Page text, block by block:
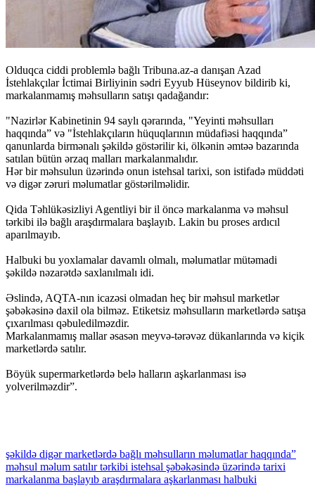
Olduqca ciddi problemlə bağlı Tribuna.az-a danışan Azad
İstehlakçılar İctimai Birliyinin sədri Eyyub Hüseynov bildirib ki,
markalanmamış məhsulların satışı qadağandır:
"Nazirlər Kabinetinin 94 saylı qərarında, "Yeyinti məhsulları
haqqında” və "İstehlakçıların hüquqlarının müdafiəsi haqqında”
qanunlarda birmənalı şəkildə göstərilir ki, ölkənin əmtəə bazarında
satılan bütün ərzaq malları markalanmalıdır.
Hər bir məhsulun üzərində onun istehsal tarixi, son istifadə müddəti
və digər zəruri məlumatlar göstərilməlidir.
Qida Təhlükəsizliyi Agentliyi bir il öncə markalanma və məhsul
tərkibi ilə bağlı araşdırmalara başlayıb. Lakin bu proses ardıcıl
aparılmayıb.
Halbuki bu yoxlamalar davamlı olmalı, məlumatlar mütəmadi
şəkildə nəzarətdə saxlanılmalı idi.
Əslində, AQTA-nın icazəsi olmadan heç bir məhsul marketlər
şəbəkəsinə daxil ola bilməz. Etiketsiz məhsulların marketlərdə satışa
çıxarılması qəbuledilməzdir.
Markalanmamış mallar əsasən meyvə-tərəvəz dükanlarında və kiçik
marketlərdə satılır.
Böyük supermarketlərdə belə halların aşkarlanması isə
yolverilməzdir”.
şəkildə digərmarketlərdə bağlı məhsulların məlumatlarhaqqında”
məhsul məlum satılırtərkibi istehsal şəbəkəsində üzərində tarixi
markalanma başlayıb araşdırmalara aşkarlanması halbuki